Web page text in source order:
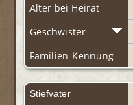
Alter bei Heirat
Geschwister
Familien-Kennung
Stiefvater